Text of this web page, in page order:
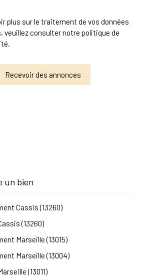
plus sur le traitement de vos données
veuillez consulter notre politique de
.
Recevoir des annonces
un bien
Cassis (13260)
(13260)
Marseille (13015)
Marseille (13004)
(13011)